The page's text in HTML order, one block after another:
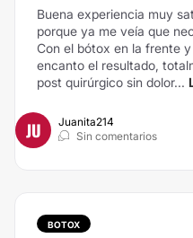
Buena experiencia muy
porque ya me veía que
Con el bótox en la frente
encanto el resultado,
post quirúrgico sin dolor...
JU
Juanita214
Sin comentarios
BOTOX